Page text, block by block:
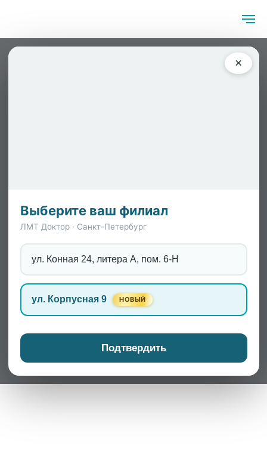
×
Выберите ваш филиал
ЛМТ Доктор · Санкт-Петербург
ул. Конная 24, литера А, пом. 6-Н
ул. Корпусная 9 НОВЫЙ
Подтвердить
Щавель Мария Александровна